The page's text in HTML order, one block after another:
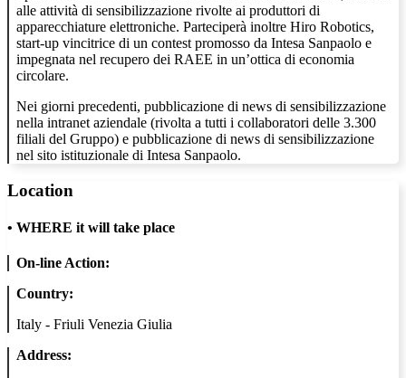
alle attività di sensibilizzazione rivolte ai produttori di
apparecchiature elettroniche. Parteciperà inoltre Hiro Robotics,
start-up vincitrice di un contest promosso da Intesa Sanpaolo e
impegnata nel recupero dei RAEE in un’ottica di economia
circolare.
Nei giorni precedenti, pubblicazione di news di sensibilizzazione
nella intranet aziendale (rivolta a tutti i collaboratori delle 3.300
filiali del Gruppo) e pubblicazione di news di sensibilizzazione
nel sito istituzionale di Intesa Sanpaolo.
Location
• WHERE it will take place
On-line Action:
Country:
Italy - Friuli Venezia Giulia
Address: